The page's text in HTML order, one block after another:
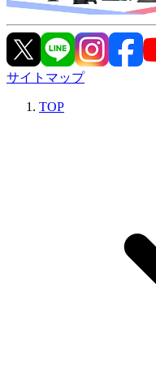
サイトマップ
TOP